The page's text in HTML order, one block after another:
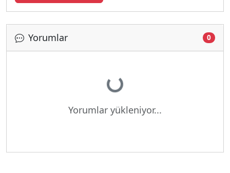
Yorumlar 0
Yükleniyor...
Yorumlar yükleniyor...